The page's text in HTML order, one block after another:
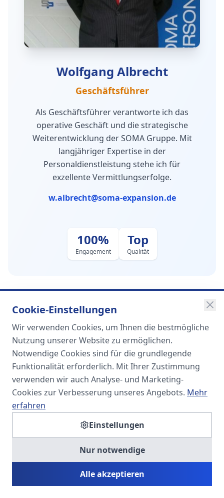
Wolfgang Albrecht
Geschäftsführer
Als Geschäftsführer verantworte ich das
operative Geschäft und die strategische
Weiterentwicklung der SOMA Gruppe. Mit
langjähriger Expertise in der
Personaldienstleistung stehe ich für
exzellente Vermittlungserfolge.
w.albrecht@soma-expansion.de
100%
Engagement
Top
Qualität
SOMA
Unternehmensgruppe
Spezialisiert auf Fach- und
Führungskräfte in der
SOMA HR KONSULT UG
Personalberatung & Executive Search
Cookie-Einstellungen
Wir verwenden Cookies, um Ihnen die bestmögliche
Nutzung unserer Website zu ermöglichen.
Notwendige Cookies sind für die grundlegende
Funktionalität erforderlich. Mit Ihrer Zustimmung
verwenden wir auch Analyse- und Marketing-
Cookies zur Verbesserung unseres Angebots. Mehr
erfahren
Einstellungen
Nur notwendige
Alle akzeptieren